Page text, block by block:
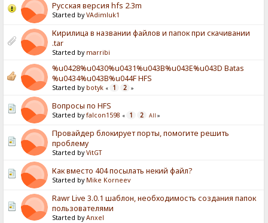
Русская версия hfs 2.3m
Started byVAdimluk1
Кирилица в названии файлов и папок при скачивании
.tar
Started by marribi
%u0428%u0430%u0431%u043B%u043E%u043D Batas
%u0434%u043B%u044F HFS
Started by botyk « 1 2 »
Вопросы по HFS
Started byfalcon1598 « 1 2 All »
Провайдер блокирует порты, помогите решить
проблему
Started byVitGT
Как вместо 404 посылать некий файл?
Started by Mike Korneev
Rawr Live 3.0.1 шаблон, необходимость создания папок
пользователями
Started byAnxel